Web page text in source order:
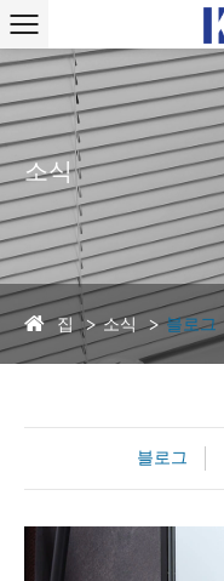
소식
집 소식 블로그
블로그